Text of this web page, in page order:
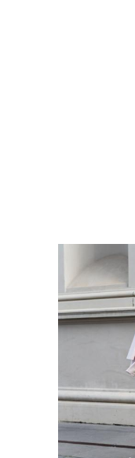
Юбка с кофтой
Юбки на зиму